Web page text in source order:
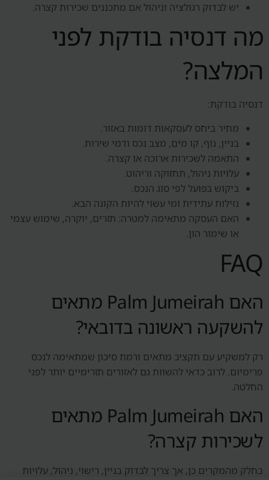
יש לבדוק רגולציה וניהול אם מתכננים שכירות קצרה.
מה דנסיה בודקת לפני
המלצה?
דנסיה בודקת:
מחיר ביחס לעסקאות דומות באזור.
בניין, נוף, קו מים, מצב נכס ודמי שירות.
התאמה לשכירות ארוכה או קצרה.
עלויות ניהול, תחזוקה וריהוט.
ביקוש בפועל לפי סוג הנכס.
נזילות עתידית ומי עשוי להיות הקונה הבא.
האם העסקה מתאימה למטרה: תזרים, יוקרה, שימוש עצמי
או שימור הון.
FAQ
האם Palm Jumeirah מתאים
להשקעה ראשונה בדובאי?
רק למשקיע עם תקציב מתאים ורמת סיכון שמתאימה לנכס
פרימיום. לרוב כדאי להשוות גם לאזורים תזרימיים יותר לפני
החלטה.
האם Palm Jumeirah מתאים
לשכירות קצרה?
בחלק מהמקרים כן, אך צריך לבדוק בניין, רישוי, ניהול, עלויות